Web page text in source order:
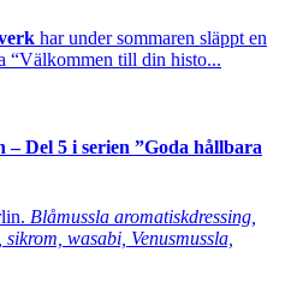
har under sommaren släppt en
“Välkommen till din histo...
– Del 5 i serien ”Goda hållbara
Blåmussla aromatiskdressing,
wasabi, Venusmussla,